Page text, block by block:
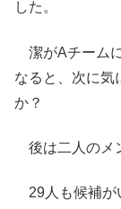
した。
潔がAチーム
なると、次に気
か？
後は二人のメ
29人も候補が